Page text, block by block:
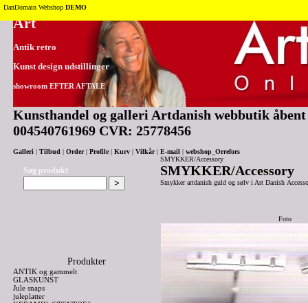
Tilbage til toppen
Art
Antik retro
Kunst design udstillinger
showroom EFTER AFTALE
Kunsthandel og galleri Artdanish webbutik
004540761969 CVR: 25778456
Galleri Tilbud Order| Profile| Kurv Vilkår| E-mail webshop_Orrefors
Søg produkt
Produkter
ANTIK og gammelt
GLASKUNST
Jule snaps
juleplatter
SMYKKER/Accessory
SMYKKER/Accessory
Smykker artdanish guld og sølv i Art Danish
Foto
DanDomain Webshop DEMO